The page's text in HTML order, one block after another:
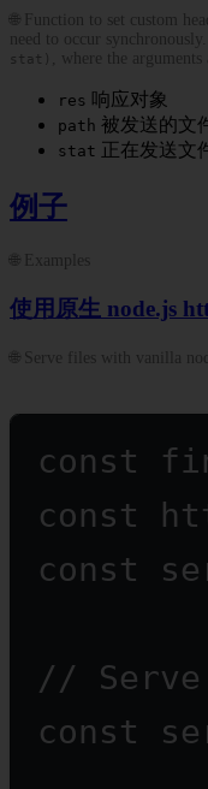
🌐 Function to set custom
need to occur
stat) , where the arguments
res 响应对象
path 被发送的文
stat 正在发送文
例子
🌐 Examples
使用原生 node.js
🌐 Serve files with vanilla
const
const
const
//
const